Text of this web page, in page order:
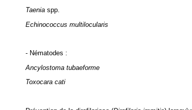
Taenia spp.
Echinococcus multilocularis
- Nématodes :
Ancylostoma tubaeforme
Toxocara cati